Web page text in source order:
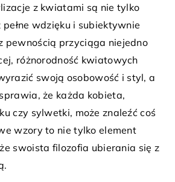
z kwiatami są nie tylko
wdzięku i subiektywnie
pewnością przyciąga niejedno
różnorodność kwiatowych
swoją osobowość i styl, a
że każda kobieta,
czy sylwetki, może znaleźć coś
wzory to nie tylko element
swoista filozofia ubierania się z